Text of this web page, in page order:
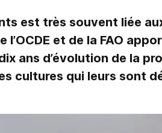
est très souvent liée
l’OCDE et de la FAO
ans d’évolution de la
cultures qui leurs sont